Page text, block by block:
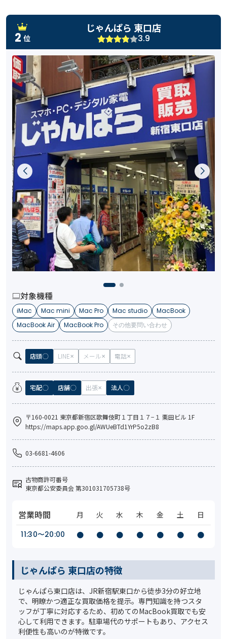
2 位
じゃんぱら 東口店
3.9
対象機種
iMac Mac mini Mac Pro Mac studio
MacBook
MacBook Air
MacBook Pro その他要問い合わせ
店頭 LINE メール 電話
宅配 店舗 出張 法人
〒160-0021 東京都新宿区歌舞伎町１丁目１７−１ 栗田ビル 1F
https://maps.app.goo.gl/AWUeBTd1YrP5o2zB8
03-6681-4606
古物商許可番号
東京都公安委員会 第301031705738号
営業時間 月 火 水 木 金 土
日
11:30〜20:00
● ● ● ● ● ● ●
じゃんぱら 東口店の特徴
じゃんぱら東口店は、JR新宿駅東口から徒歩3分の好立地
で、明瞭かつ適正な買取価格を提示。専門知識を持つスタ
ッフが丁寧に対応するため、初めてのMacBook買取でも安
心して利用できます。駐車場代のサポートもあり、アクセス
利便性も高いのが特徴です。